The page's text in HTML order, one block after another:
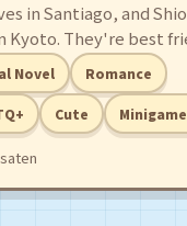
in Santiago, and Shio
Kyoto. They're best
internet, until one
changes their lives
A narrative game
love that takes
chats, video calls,
apps.
Novel Romance
Cute